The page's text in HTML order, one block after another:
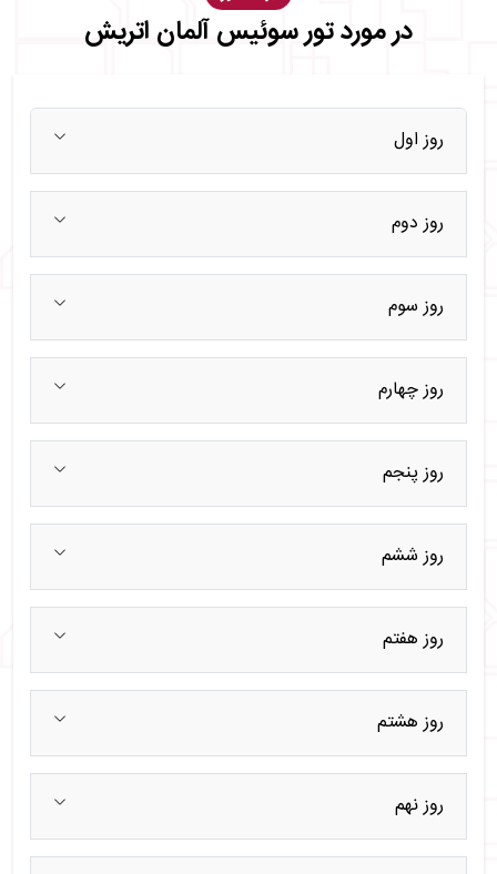
در مورد تور سوئیس آلمان اتریش
روز اول
روز دوم
روز سوم
روز چهارم
روز پنجم
روز ششم
روز هفتم
روز هشتم
روز نهم